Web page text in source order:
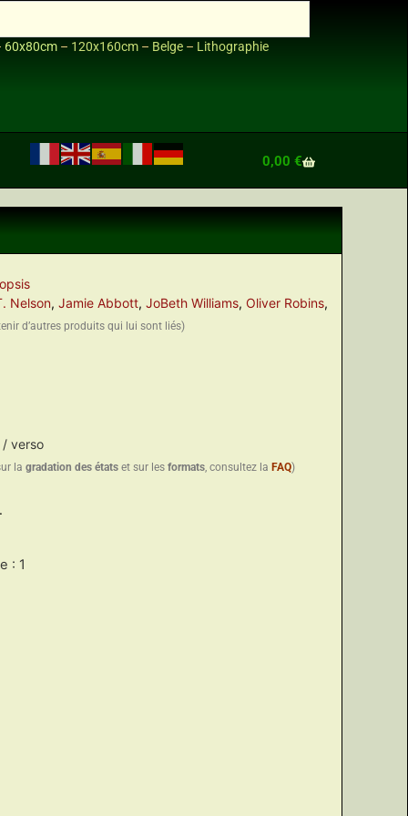
60x80cm – 120x160cm – Belge – Lithographie
0,00 €
Nelson, Jamie Abbott, JoBeth Williams, Oliver Robins,
d’autres produits qui lui sont liés)
verso
la gradation des états et sur les formats, consultez la FAQ)
: 1